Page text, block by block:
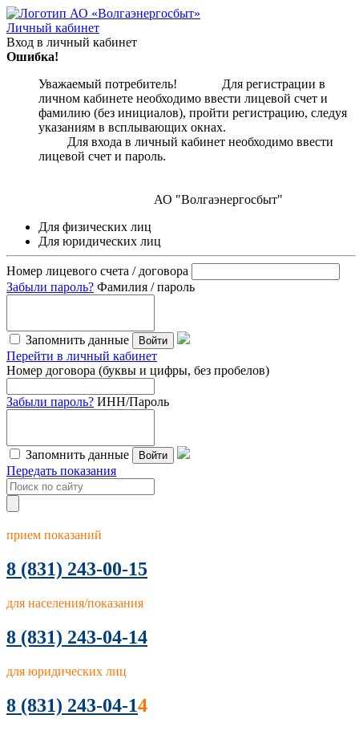
Личный кабинет
Вход в личный кабинет
Ошибка!
Уважаемый потребитель! Для регистрации в
личном кабинете необходимо ввести лицевой счет и
фамилию (без инициалов), пройти регистрацию, следуя
указаниям в всплывающих окнах.
Для входа в личный кабинет необходимо ввести
лицевой счет и пароль.
АО "Волгаэнергосбыт"
Для физических лиц
Для юридических лиц
Номер лицевого счета / договора
Забыли пароль? Фамилия / пароль
Запомнить данные Войти
Перейти в личный кабинет
Номер договора (буквы и цифры, без пробелов)
Забыли пароль? ИНН/Пароль
Запомнить данные Войти
Передать показания
прием показаний
8 (831) 243-00-15
для населения/показания
8 (831) 243-04-14
для юридических лиц
8 (831) 243-04-14